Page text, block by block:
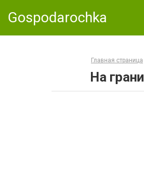
Gospodarochka
Главная страница
На грани